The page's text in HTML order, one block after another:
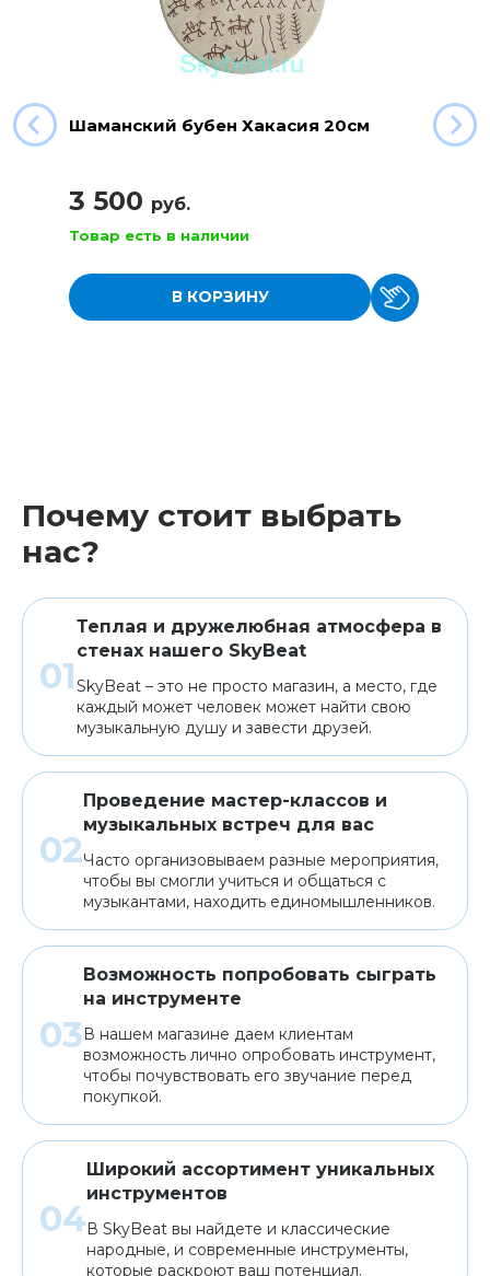
Шаманский бубен Хакасия 20см
3 500 руб.
Товар есть в наличии
В КОРЗИНУ
Почему стоит выбрать
нас?
Теплая и дружелюбная атмосфера в
стенах нашего SkyBeat
SkyBeat – это не просто магазин, а место, где
каждый может человек может найти свою
музыкальную душу и завести друзей.
Проведение мастер-классов и
музыкальных встреч для вас
Часто организовываем разные мероприятия,
чтобы вы смогли учиться и общаться с
музыкантами, находить единомышленников.
Возможность попробовать сыграть
на инструменте
В нашем магазине даем клиентам
возможность лично опробовать инструмент,
чтобы почувствовать его звучание перед
покупкой.
Широкий ассортимент уникальных
инструментов
В SkyBeat вы найдете и классические
народные, и современные инструменты,
которые раскроют ваш потенциал.